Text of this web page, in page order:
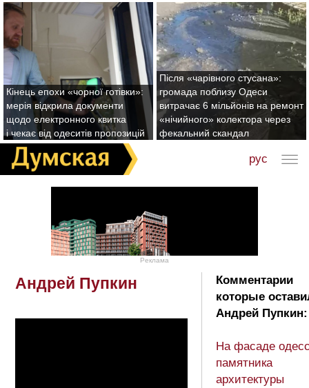
Кінець епохи «чорної готівки»:
мерія відкрила документи
щодо електронного квитка
і чекає від одеситів пропозицій
Після «чарівного стусана»:
громада поблизу Одеси
витрачає 6 мільйонів на ремонт
«нічийного» колектора через
фекальний скандал
рус
Реклама
Андрей Пупкин
Комментарии
которые
Андрей Пупкин:
На фасаде
памятника
архитектуры